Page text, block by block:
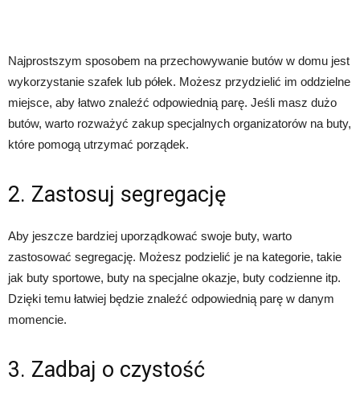
Najprostszym sposobem na przechowywanie butów w domu jest
wykorzystanie szafek lub półek. Możesz przydzielić im oddzielne
miejsce, aby łatwo znaleźć odpowiednią parę. Jeśli masz dużo
butów, warto rozważyć zakup specjalnych organizatorów na buty,
które pomogą utrzymać porządek.
2. Zastosuj segregację
Aby jeszcze bardziej uporządkować swoje buty, warto
zastosować segregację. Możesz podzielić je na kategorie, takie
jak buty sportowe, buty na specjalne okazje, buty codzienne itp.
Dzięki temu łatwiej będzie znaleźć odpowiednią parę w danym
momencie.
3. Zadbaj o czystość